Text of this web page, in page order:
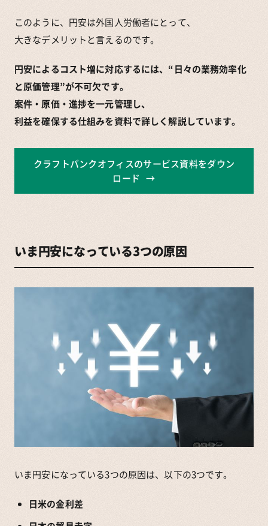
このように、円安は外国人労働者にとって、
大きなデメリットと言えるのです。
円安によるコスト増に対応するには、“日々の業務効率化
と原価管理”が不可欠です。
案件・原価・進捗を一元管理し、
利益を確保する仕組みを資料で詳しく解説しています。
クラフトバンクオフィスのサービス資料をダウン
ロード
いま円安になっている3つの原因
いま円安になっている3つの原因は、以下の3つです。
日米の金利差